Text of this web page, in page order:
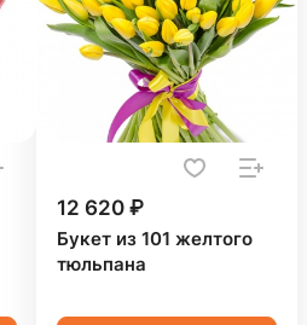
12 620 ₽
Букет из 101 желтого
тюльпана